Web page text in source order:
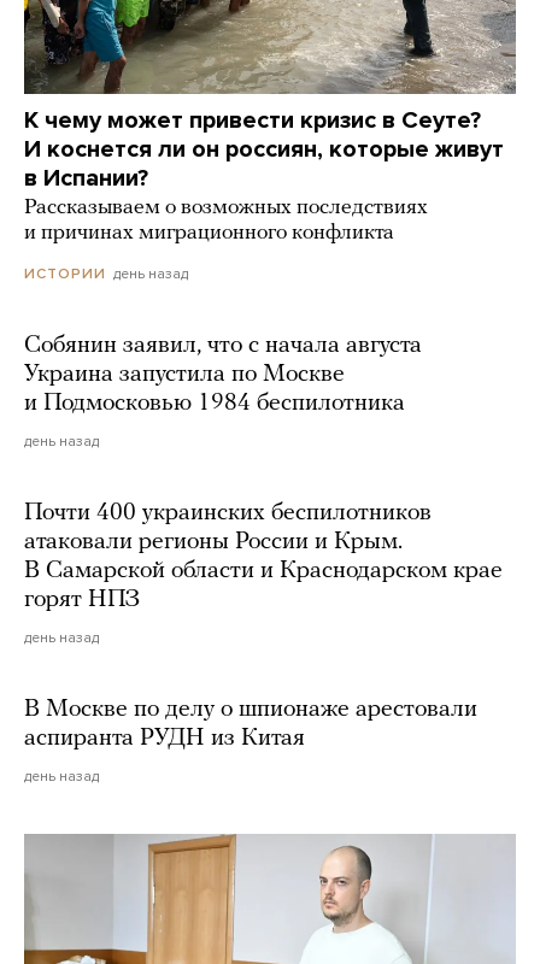
К чему может привести кризис в Сеуте?
И коснется ли он россиян, которые живут
в Испании?
Рассказываем о возможных последствиях
и причинах миграционного конфликта
ИСТОРИИ день назад
Собянин заявил, что с начала августа
Украина запустила по Москве
и Подмосковью 1984 беспилотника
день назад
Почти 400 украинских беспилотников
атаковали регионы России и Крым.
В Самарской области и Краснодарском крае
горят НПЗ
день назад
В Москве по делу о шпионаже арестовали
аспиранта РУДН из Китая
день назад